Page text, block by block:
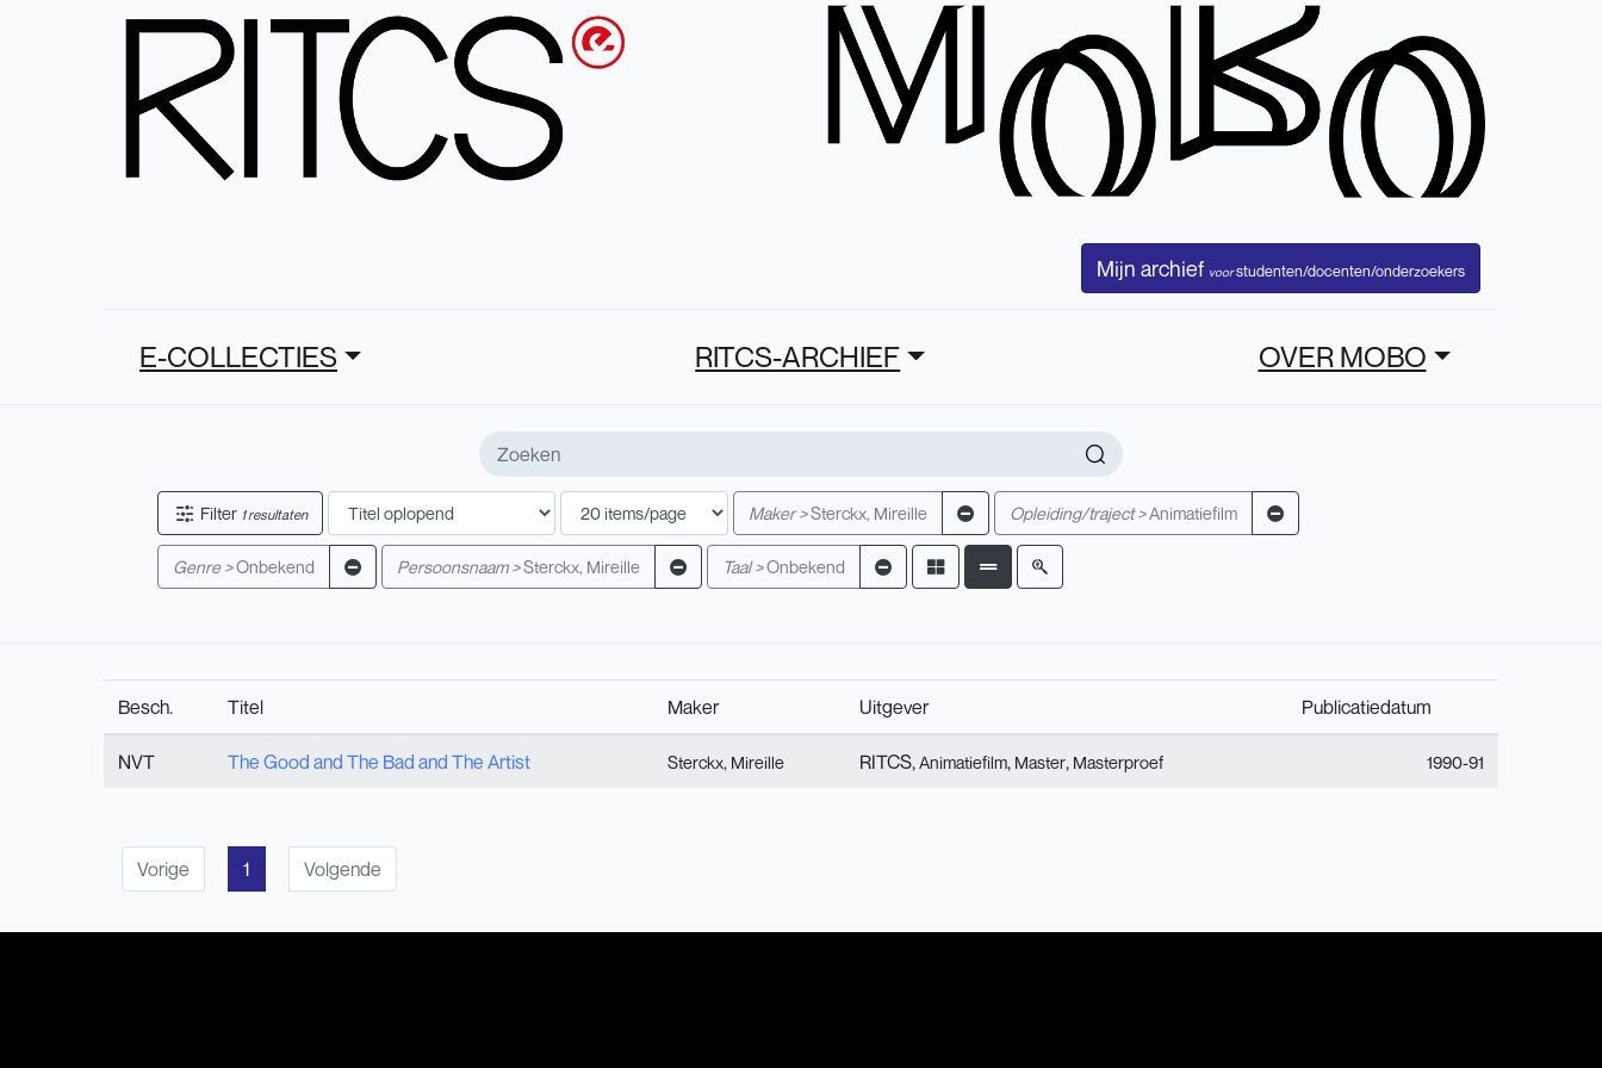
Mijn archief voorstudenten/docenten/onderzoekers
E-COLLECTIES RITCS-ARCHIEF OVER MOBO
Filter 1 resultaten Maker >Sterckx, Mireille Opleiding/traject >Animatiefilm
Genre >Onbekend Persoonsnaam >Sterckx, Mireille Taal >Onbekend
Besch. Titel Maker Uitgever Publicatiedatum
NVT The Good and The Bad and The Artist Sterckx, Mireille RITCS,Animatiefilm, Master, Masterproef 1990-91
Vorige 1 Volgende